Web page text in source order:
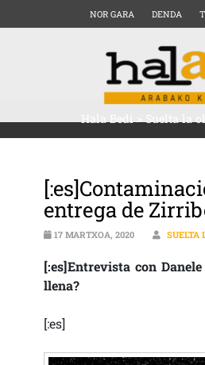
NOR GARA DENDA
Hala Bedi>Suelta la
entrega de
17 MARTXOA, 2020 SUELTA
[:es]Entrevista con
llena?
[:es]